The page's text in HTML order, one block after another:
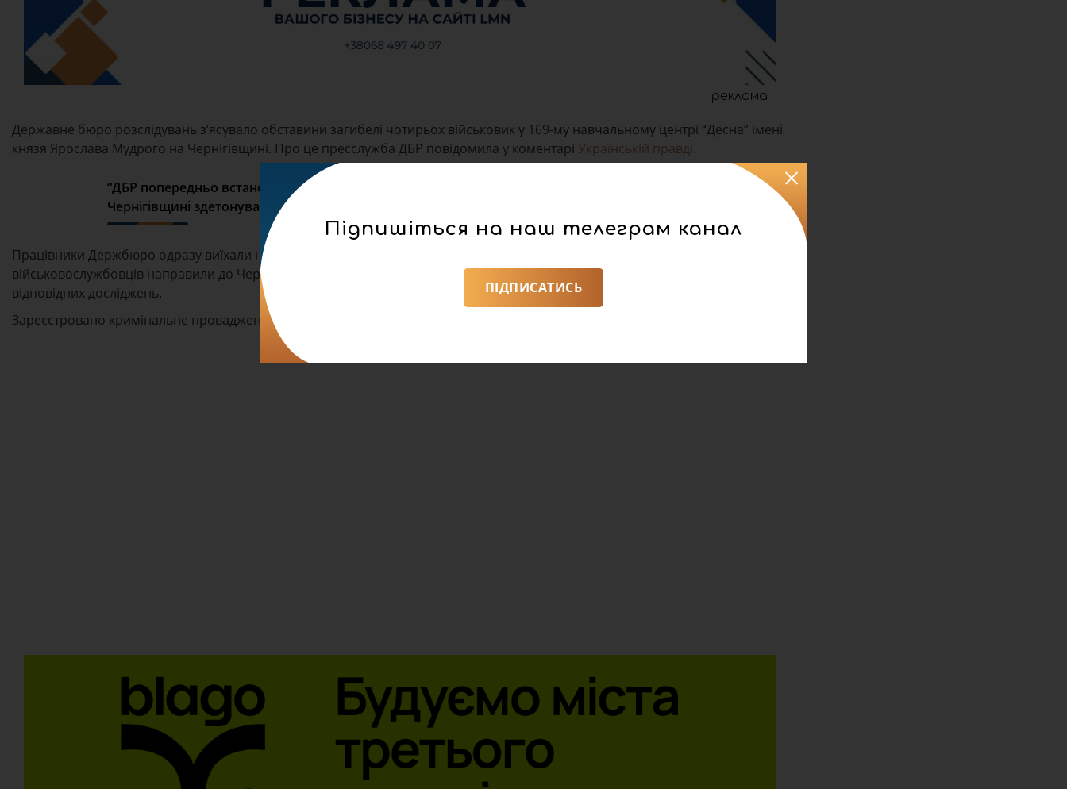
реклама
Державне бюро розслідувань з’ясувало обставини загибелі чотирьох військовик у 169-му навчальному центрі “Десна” імені
князя Ярослава Мудрого на Чернігівщині. Про це пресслужба ДБР повідомила у коментарі Українській правді .
“ДБР попередньо встановило, що 18 березня під час штатних стрільб у військовій частині на
Чернігівщині здетонував снаряд. Внаслідок вибуху загинуло чотири солдати”, – йдеться у повідомленні.
Працівники Держбюро одразу виїхали на місце події, провели огляд, та вилучили речові докази. Тіла чотирьох
військовослужбовців направили до Чернігівського обласного бюро судово-медичної експертизи для проведення
відповідних досліджень.
Зареєстровано кримінальне провадження за фактом порушення правил поводження зі зброєю.
Підпишіться на наш телеграм канал
ПІДПИСАТИСЬ